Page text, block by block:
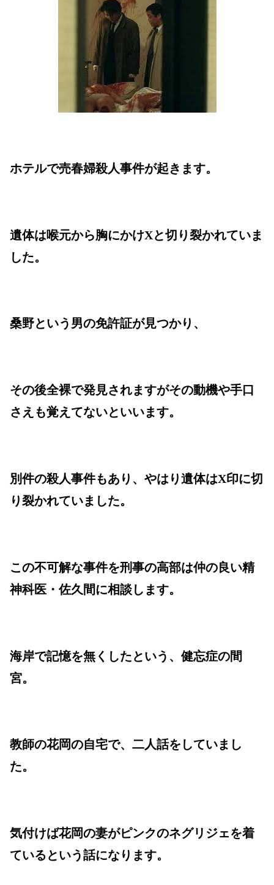
ホテルで売春婦殺人事件が起きます。
遺体は喉元から胸にかけXと切り裂かれていま
した。
桑野という男の免許証が見つかり、
その後全裸で発見されますがその動機や手口
さえも覚えてないといいます。
別件の殺人事件もあり、やはり遺体はX印に切
り裂かれていました。
この不可解な事件を刑事の高部は仲の良い精
神科医・佐久間に相談します。
海岸で記憶を無くしたという、健忘症の間
宮。
教師の花岡の自宅で、二人話をしていまし
た。
気付けば花岡の妻がピンクのネグリジェを着
ているという話になります。